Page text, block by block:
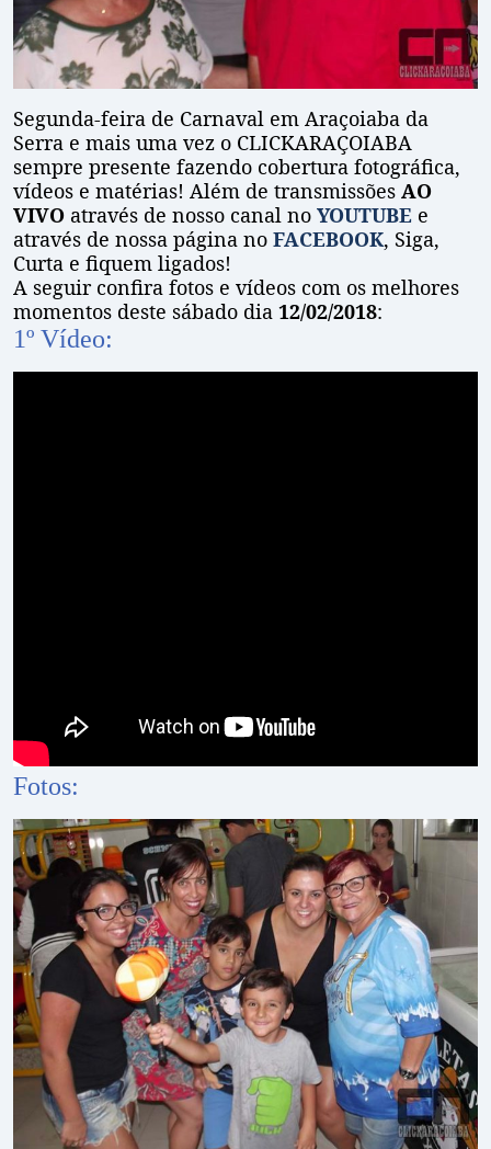
Segunda-feira de Carnaval em Araçoiaba da
Serra e mais uma vez o CLICKARAÇOIABA
sempre presente fazendo cobertura fotográfica,
vídeos e matérias! Além de transmissões AO
VIVO através de nosso canal no YOUTUBE e
através de nossa página no FACEBOOK, Siga,
Curta e fiquem ligados!
A seguir confira fotos e vídeos com os melhores
momentos deste sábado dia 12/02/2018:
1º Vídeo:
Fotos: